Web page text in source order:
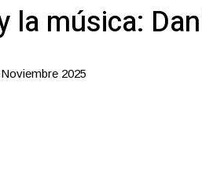
la música:
2025